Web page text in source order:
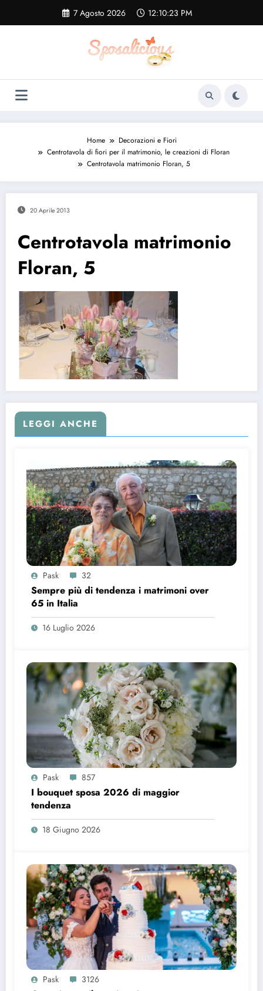
contenuto
7 Agosto 2026 12:10:24 PM
Home
Decorazioni e Fiori
Centrotavola di fiori per il matrimonio, le creazioni di Floran
Centrotavola matrimonio Floran, 5
20 Aprile 2013
Centrotavola matrimonio
Floran, 5
LEGGI ANCHE
Pask 32
Sempre più di tendenza i matrimoni over
65 in Italia
16 Luglio 2026
Pask 857
I bouquet sposa 2026 di maggior
tendenza
18 Giugno 2026
Pask 3126